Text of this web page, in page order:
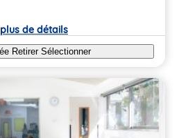
de détails
Retirer Sélectionner